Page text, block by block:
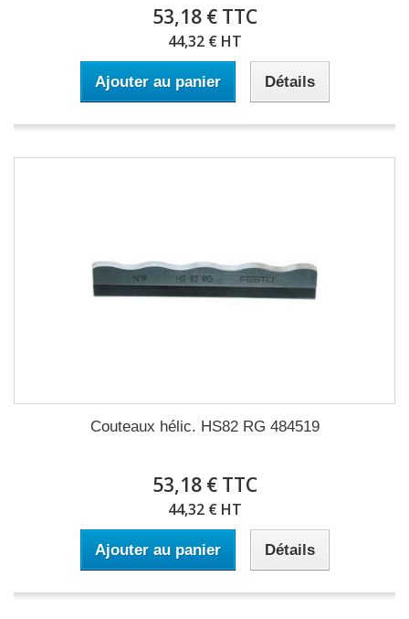
53,18 € TTC
44,32 € HT
Ajouter au panier Détails
Couteaux hélic. HS82 RG 484519
53,18 € TTC
44,32 € HT
Ajouter au panier Détails